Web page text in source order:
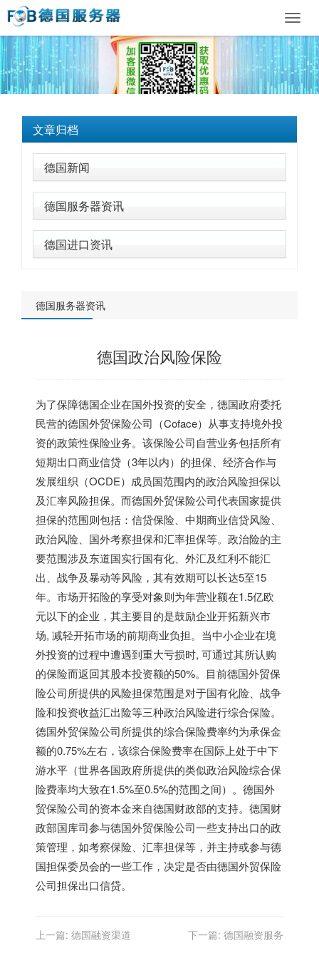
文章归档
德国新闻
德国服务器资讯
德国进口资讯
德国服务器资讯
德国政治风险保险
为了保障德国企业在国外投资的安全，德国政府委托
民营的德国外贸保险公司（Coface）从事支持境外投
资的政策性保险业务。该保险公司自营业务包括所有
短期出口商业信贷（3年以内）的担保、经济合作与
发展组织（OCDE）成员国范围内的政治风险担保以
及汇率风险担保。而德国外贸保险公司代表国家提供
担保的范围则包括：信贷保险、中期商业信贷风险、
政治风险、国外考察担保和汇率担保等。政治险的主
要范围涉及东道国实行国有化、外汇及红利不能汇
出、战争及暴动等风险，其有效期可以长达5至15
年。市场开拓险的享受对象则为年营业额在1.5亿欧
元以下的企业，其主要目的是鼓励企业开拓新兴市
场, 减轻开拓市场的前期商业负担。当中小企业在境
外投资的过程中遭遇到重大亏损时, 可通过其所认购
的保险而返回其股本投资额的50%。目前德国外贸保
险公司所提供的风险担保范围是对于国有化险、战争
险和投资收益汇出险等三种政治风险进行综合保险。
德国外贸保险公司所提供的综合保险费率约为承保金
额的0.75%左右，该综合保险费率在国际上处于中下
游水平（世界各国政府所提供的类似政治风险综合保
险费率均大致在1.5%至0.5%的范围之间）。德国外
贸保险公司的资本金来自德国财政部的支持。德国财
政部国库司参与德国外贸保险公司一些支持出口的政
策管理，如考察保险、汇率担保等，并主持或参与德
国担保委员会的一些工作，决定是否由德国外贸保险
公司担保出口信贷。
上一篇: 德国融资渠道 下一篇: 德国融资服务